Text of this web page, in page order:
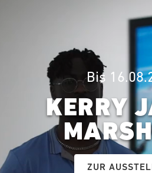
Bis
KERRY
ZUR